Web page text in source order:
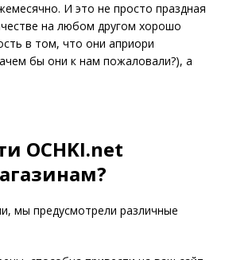
И это не просто праздная
на любом другом хорошо
в том, что они априори
бы они к нам пожаловали?), а
OCHKI.net
мы предусмотрели различные